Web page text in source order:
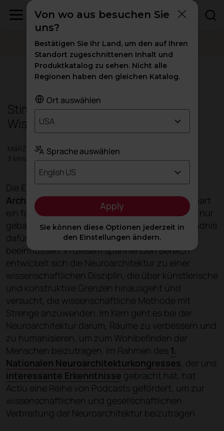
Design|Inspiration
Stimmen der Neuroarchitektur:
Wissenschaft und Design
MäRZ 2024
3 Minuten
Die Erforschung der Schnittstelle zwischen
Architektur, Wissenschaft und Designoffenbart
ein faszinierendes Terrain, in dem Räume nicht nur
gebaut, sondern auch mit einem tiefen Verständnis
dafür gestaltet werden, wie sie den Menschen
beeinflussen. In diesem spannenden Bereich
entwickelt sich die Neuroarchitektur zu einer
wissenschaftlichen Disziplin, die über künstlerische
und konstruktive Grenzen hinausgeht und
versucht, die wissenschaftliche Methode mit
Strenge anzuwenden. Im Kern geht es bei der
Neuroarchitektur darum, Räume zu verbessern und
zu humanisieren, um zum Wohlbefinden der
Menschen beizutragen. Im Rahmen des 1.
Nationalen Neuroarchitekturkongresses, der uns
interessante Erkenntnisse gebracht hat, hat
Actiu eine Reihe von Podcasts gefördert, um zur
wissenschaftlichen und gesellschaftlichen
Verbreitung der Neuroarchitektur beizutragen.
Von wo aus besuchen Sie
uns?
Bestätigen Sie Ihr Land, um den auf Ihren
Standort zugeschnittenen Inhalt und
Produktkatalog zu sehen. Nicht alle
Regionen haben den gleichen Katalog.
Ort auswählen
USA
Sprache auswählen
English US
Apply
Sie können diese Optionen jederzeit in
den Einstellungen ändern.